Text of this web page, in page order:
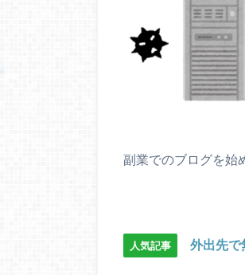
副業でのブログを始
人気記事 外出先